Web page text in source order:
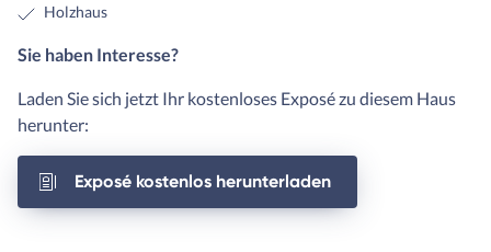
Holzhaus
Sie haben Interesse?
Laden Sie sich jetzt Ihr kostenloses Exposé zu diesem Haus
herunter:
Exposé kostenlos herunterladen